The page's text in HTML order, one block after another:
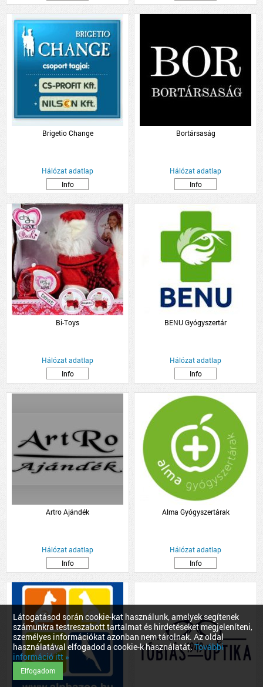
Látogatásod során cookie-kat használunk, amelyek segítenek
számunkra testreszabott tartalmat és hirdetéseket megjeleníteni,
személyes információkat azonban nem tárolnak. Az oldal
használatával elfogadod a cookie-k használatát.További
információ itt »
Elfogadom
Brigetio Change
Hálózat adatlap
Info
Bortársaság
Hálózat adatlap
Info
Bi-Toys
Hálózat adatlap
Info
BENU Gyógyszertár
Hálózat adatlap
Info
Artro Ajándék
Hálózat adatlap
Info
Alma Gyógyszertárak
Hálózat adatlap
Info